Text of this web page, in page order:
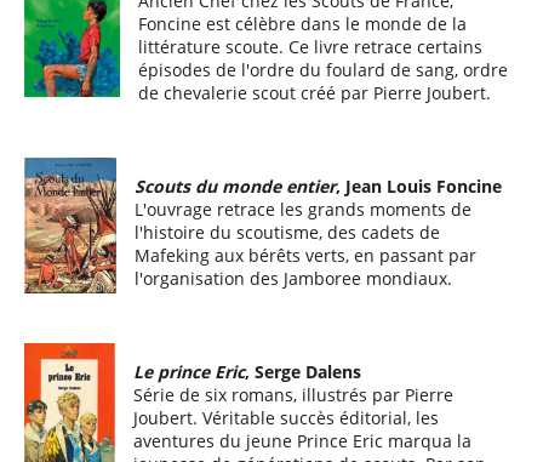
Foncine est célèbre dans le monde de la
littérature scoute. Ce livre retrace certains
épisodes de l'ordre du foulard de sang, ordre
de chevalerie scout créé par Pierre Joubert.
Scouts du monde entier, Jean Louis Foncine
L'ouvrage retrace les grands moments de
l'histoire du scoutisme, des cadets de
Mafeking aux bérêts verts, en passant par
l'organisation des Jamboree mondiaux.
Le prince Eric, Serge Dalens
Série de six romans, illustrés par Pierre
Joubert. Véritable succès éditorial, les
aventures du jeune Prince Eric marqua la